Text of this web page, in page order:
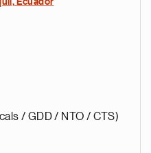
Ecuador
/ GDD / NTO / CTS)